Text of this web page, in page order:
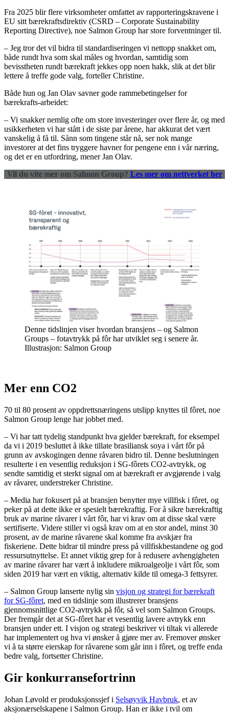
Fra 2025 blir flere virksomheter omfattet av rapporteringskravene i
EU sitt bærekraftsdirektiv (CSRD – Corporate Sustainability
Reporting Directive), noe Salmon Group har store forventninger til.
– Jeg tror det vil bidra til standardiseringen vi nettopp snakket om,
både rundt hva som skal måles og hvordan, samtidig som
bevisstheten rundt bærekraft jekkes opp noen hakk, slik at det blir
lettere å treffe gode valg, forteller Christine.
Både hun og Jan Olav savner gode rammebetingelser for
bærekrafts-arbeidet:
– Vi snakker nemlig ofte om store investeringer over flere år, og med
usikkerheten vi har stått i de siste par årene, har akkurat det vært
vanskelig å få til. Sånn som tingene står nå, ser nok mange
investorer at det fins tryggere havner for pengene enn i vår næring,
og det er en utfordring, mener Jan Olav.
Vil du vite mer om Salmon Group? Les mer om nettverket her
Denne tidslinjen viser hvordan bransjens – og Salmon
Groups – fotavtrykk på fôr har utviklet seg i senere år.
Illustrasjon: Salmon Group
Mer enn CO2
70 til 80 prosent av oppdrettsnæringens utslipp knyttes til fôret, noe
Salmon Group lenge har jobbet med.
– Vi har tatt tydelig standpunkt hva gjelder bærekraft, for eksempel
da vi i 2019 besluttet å ikke tillate brasiliansk soya i vårt fôr på
grunn av avskogingen denne råvaren bidro til. Denne beslutningen
resulterte i en vesentlig reduksjon i SG-fôrets CO2-avtrykk, og
sendte samtidig et sterkt signal om at bærekraft er avgjørende i valg
av råvarer, understreker Christine.
– Media har fokusert på at bransjen benytter mye villfisk i fôret, og
peker på at dette ikke er spesielt bærekraftig. For å sikre bærekraftig
bruk av marine råvarer i vårt fôr, har vi krav om at disse skal være
sertifiserte. Videre stiller vi også krav om at en stor andel, minst 30
prosent, av de marine råvarene skal komme fra avskjær fra
fiskeriene. Dette bidrar til mindre press på villfiskbestandene og god
ressursutnyttelse. Et annet viktig grep for å redusere avhengigheten
av marine råvarer har vært å inkludere mikroalgeolje i vårt fôr, som
siden 2019 har vært en viktig, alternativ kilde til omega-3 fettsyrer.
– Salmon Group lanserte nylig sin visjon og strategi for bærekraft
for SG-fôret, med en tidslinje som illustrerer bransjens
gjennomsnittlige CO2-avtrykk på fôr, så vel som Salmon Groups.
Der fremgår det at SG-fôret har et vesentlig lavere avtrykk enn
bransjen under ett. I visjon og strategi beskriver vi tiltak vi allerede
har implementert og hva vi ønsker å gjøre mer av. Fremover ønsker
vi å ta større eierskap for råvarene som går inn i fôret, og treffe enda
bedre valg, fortsetter Christine.
Gir konkurransefortrinn
Johan Løvold er produksjonssjef i Selsøyvik Havbruk, et av
aksjonærselskapene i Salmon Group. Han er ikke i tvil om